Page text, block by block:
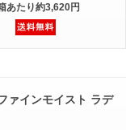
あたり約3,620円
ァインモイスト ラデ